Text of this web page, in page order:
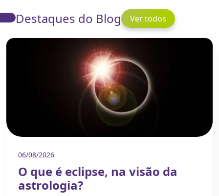
Destaques do Blog Ver todos
06/08/2026
O que é eclipse, na visão da
astrologia?